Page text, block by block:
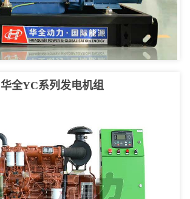
华全YC系列发电机组